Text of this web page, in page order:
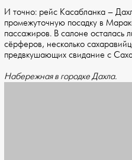
И точно: рейс Касабланка –
промежуточную посадку в
пассажиров. В салоне осталась
сёрферов, несколько
предвкушающих свидание с
Набережная в городке Дахла.